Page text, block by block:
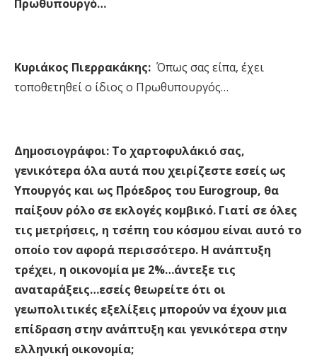
Πρωθυπουργό…
Κυριάκος Πιερρακάκης: Όπως σας είπα, έχει
τοποθετηθεί ο ίδιος ο Πρωθυπουργός…
Δημοσιογράφοι: Το χαρτοφυλάκιό σας,
γενικότερα όλα αυτά που χειρίζεστε εσείς ως
Υπουργός και ως Πρόεδρος του Eurogroup, θα
παίξουν ρόλο σε εκλογές κομβικό. Γιατί σε όλες
τις μετρήσεις, η τσέπη του κόσμου είναι αυτό το
οποίο τον αφορά περισσότερο. Η ανάπτυξη
τρέχει, η οικονομία με 2%…άντεξε τις
αναταράξεις…εσείς θεωρείτε ότι οι
γεωπολιτικές εξελίξεις μπορούν να έχουν μια
επίδραση στην ανάπτυξη και γενικότερα στην
ελληνική οικονομία;